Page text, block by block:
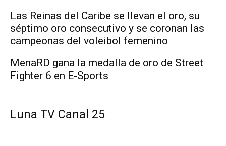
Las Reinas del Caribe se llevan el oro, su
séptimo oro consecutivo y se coronan las
campeonas del voleibol femenino
MenaRD gana la medalla de oro de Street
Fighter 6 en E-Sports
Luna TV Canal 25